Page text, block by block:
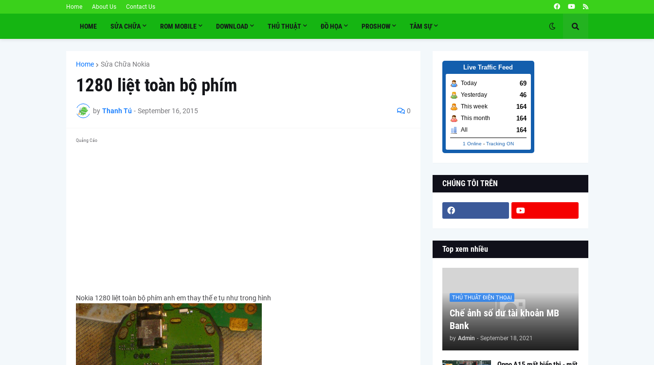
Home About Us Contact Us
HOME SỬA CHỮA ROM MOBILE DOWNLOAD THỦ THUẬT ĐỒ HỌA PROSHOW TÂM SỰ
Home Sửa Chữa Nokia
1280 liệt toàn bộ phím
by Thanh Tú - September 16, 2015 0
Quảng Cáo
Nokia 1280 liệt toàn bộ phím anh em thay thế e tụ như trong hình
Live Traffic Feed
Today 69
Yesterday 46
This week 164
This month 164
All 164
1 Online - Tracking ON
CHÚNG TÔI TRÊN
Top xem nhiều
THỦ THUÂT ĐIỆN THOẠI
Chế ảnh số dư tài khoản MB
Bank
by Admin - September 18, 2021